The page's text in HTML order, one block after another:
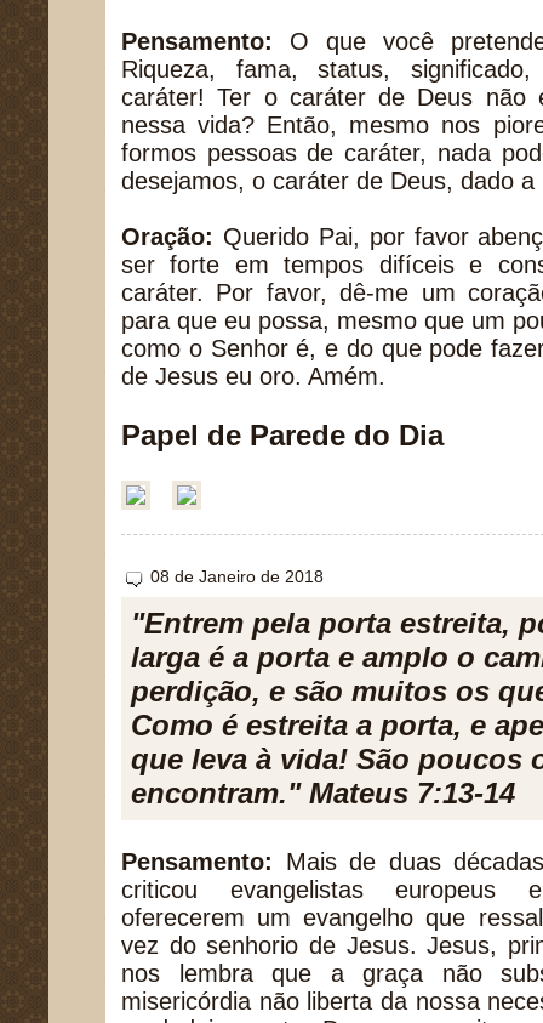
Pensamento: O que você
Riqueza, fama, status,
caráter! Ter o caráter de Deus não
nessa vida? Então, mesmo nos
formos pessoas de caráter, nada
desejamos, o caráter de Deus, dado
Oração: Querido Pai, por favor
ser forte em tempos difíceis e
caráter. Por favor, dê-me um
para que eu possa, mesmo que um
como o Senhor é, e do que pode
de Jesus eu oro. Amém.
Papel de Parede do Dia
08 de Janeiro de 2018
"Entrem pela porta estreita,
larga é a porta e amplo o
perdição, e são muitos os
Como é estreita a porta, e
que leva à vida! São poucos
encontram." Mateus 7:13-14
Pensamento: Mais de duas
criticou evangelistas europeus
oferecerem um evangelho que
vez do senhorio de Jesus. Jesus,
nos lembra que a graça não
misericórdia não liberta da nossa